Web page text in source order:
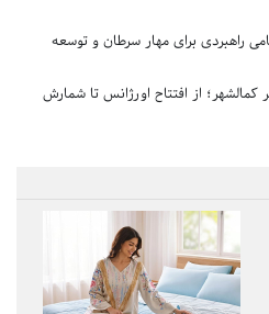
راهبردی برای مهار سرطان و توسعه
ولیعصر کمالشهر؛ از افتتاح اورژانس تا شمارش